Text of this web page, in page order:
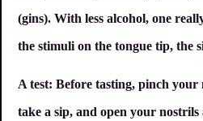
(gins). With less alcohol, one
the stimuli on the tongue tip, the
A test: Before tasting, pinch
take a sip, and open your nostrils